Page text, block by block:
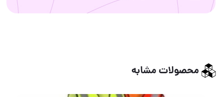
محصولات مشابه